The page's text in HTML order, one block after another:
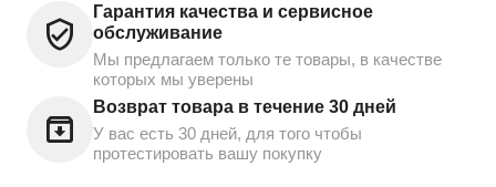
Гарантия качества и сервисное
обслуживание
Мы предлагаем только те товары, в качестве
которых мы уверены
Возврат товара в течение 30 дней
У вас есть 30 дней, для того чтобы
протестировать вашу покупку